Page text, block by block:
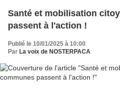
Santé et mobilisation
passent à l'action !
Publié le 10/01/2025 à 10:00
Par La voix de NOSTERPACA